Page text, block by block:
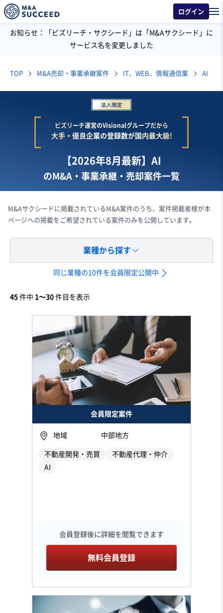
ログイン
お知らせ：「ビズリーチ・サクシード」は「M&Aサクシード」に
サービス名を変更しました
TOP M&A売却・事業承継案件 IT、WEB、情報通信業 AI
ビズリーチ運営のVisionalグループだから
大手・優良企業の登録数が国内最大級!
【2026年8月最新】AI
のM&A・事業承継・売却案件一覧
M&Aサクシードに掲載されているM&A案件のうち、案件掲載者様が本
ページへの掲載をご希望されている案件のみを公開しています。
業種から探す
同じ業種の10件を会員限定公開中
45 件中 1〜30 件目を表示
会員限定案件
地域 中部地方
不動産開発・売買
不動産代理・仲介
AI
会員登録後に詳細を閲覧できます
無料会員登録